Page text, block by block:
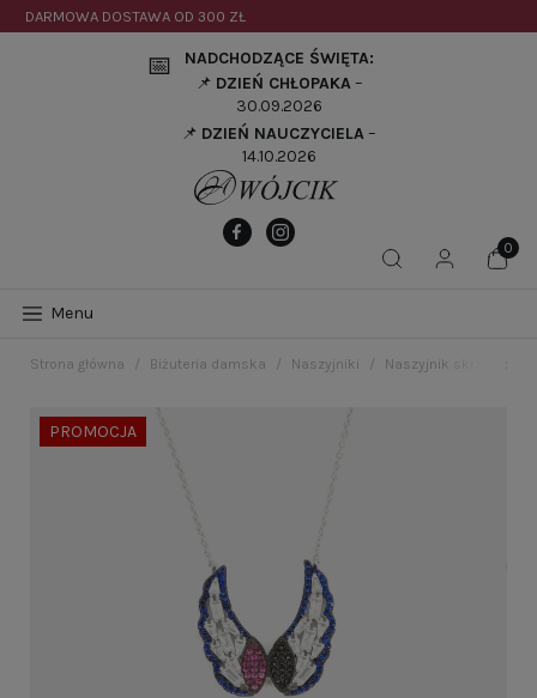
DARMOWA DOSTAWA OD 300 ZŁ
📅
NADCHODZĄCE ŚWIĘTA:
📌 DZIEŃ CHŁOPAKA–
30.09.2026
📌 DZIEŃ NAUCZYCIELA–
14.10.2026
Menu
Strona główna Biżuteria damska Naszyjniki Naszyjnik skrzydło
PROMOCJA